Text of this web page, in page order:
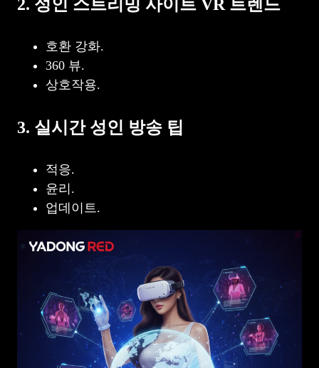
2. 성인 스트리밍 사이트 VR 트렌드
호환 강화.
360 뷰.
상호작용.
3. 실시간 성인 방송 팁
적응.
윤리.
업데이트.